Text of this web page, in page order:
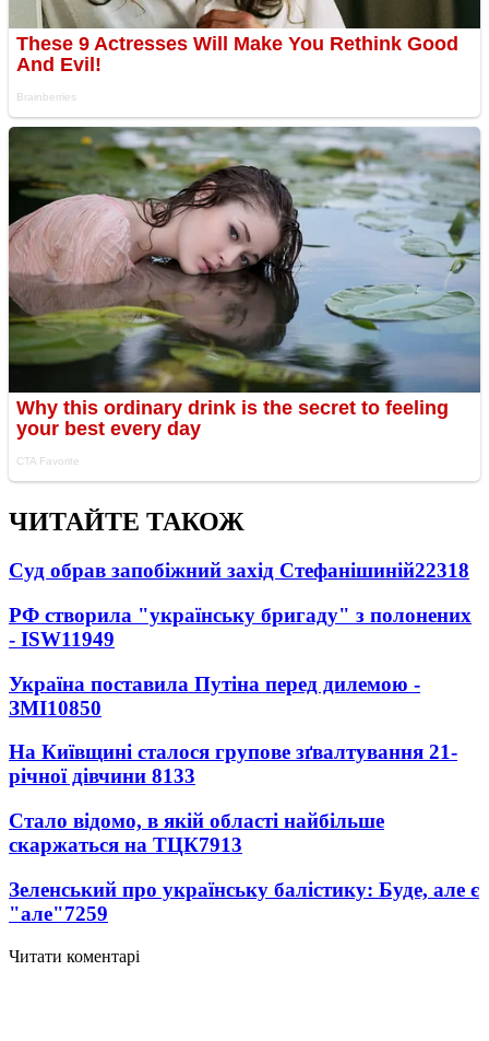
ЧИТАЙТЕ ТАКОЖ
Суд обрав запобіжний захід Стефанішиній22318
РФ створила "українську бригаду" з полонених
- ISW11949
Україна поставила Путіна перед дилемою -
ЗМІ10850
На Київщині сталося групове зґвалтування 21-
річної дівчини 8133
Стало відомо, в якій області найбільше
скаржаться на ТЦК7913
Зеленський про українську балістику: Буде, але є
"але"7259
Читати коментарі